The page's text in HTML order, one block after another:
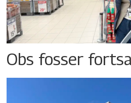
Obs fosser